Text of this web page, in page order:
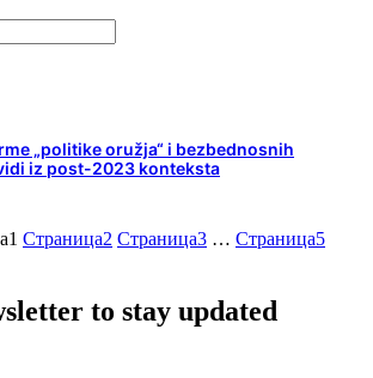
„politike oružja“ i bezbednosnih
iz post-2023 konteksta
1 Страница2 Страница3 … Страница5
to stay updated